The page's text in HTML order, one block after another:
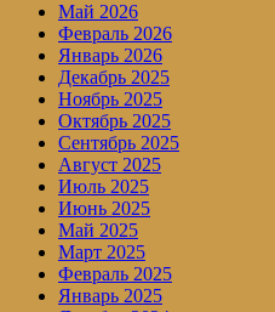
Май 2026
Февраль 2026
Январь 2026
Декабрь 2025
Ноябрь 2025
Октябрь 2025
Сентябрь 2025
Август 2025
Июль 2025
Июнь 2025
Май 2025
Март 2025
Февраль 2025
Январь 2025